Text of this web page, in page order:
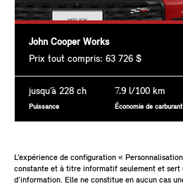
John Cooper Works
Prix tout compris: 63 726 $
jusqu’à 228 ch
Puissance
7.9 l/100 km
Économie de carburant
L’expérience de configuration «
constante et à titre informatif seulement et sert
d’information. Elle ne constitue en aucun cas